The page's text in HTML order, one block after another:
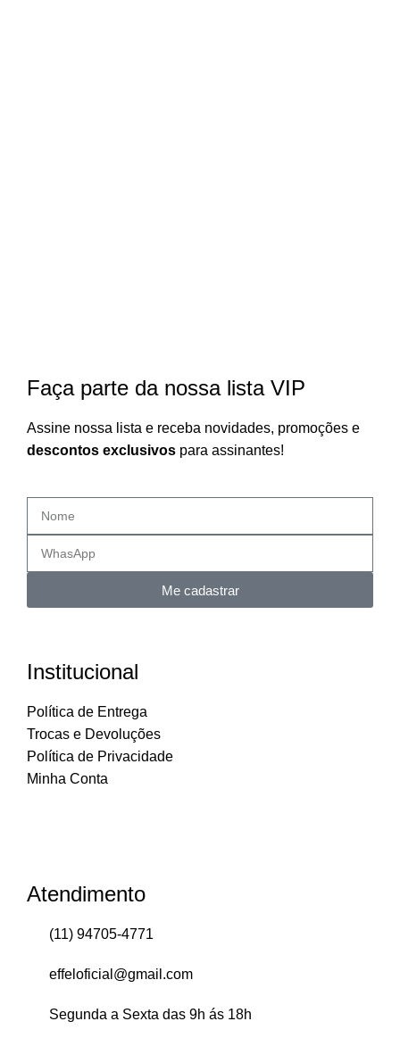
Faça parte da nossa lista VIP
Assine nossa lista e receba novidades, promoções e
descontos exclusivos para assinantes!
Me cadastrar
Institucional
Política de Entrega
Trocas e Devoluções
Política de Privacidade
Minha Conta
Atendimento
(11) 94705-4771
effeloficial@gmail.com
Segunda a Sexta das 9h ás 18h